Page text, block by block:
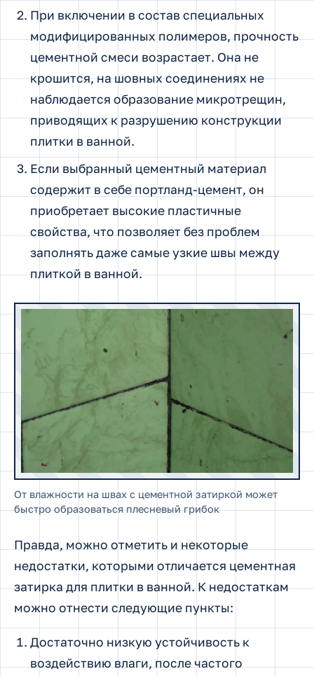
При включении в состав специальных
модифицированных полимеров, прочность
цементной смеси возрастает. Она не
крошится, на шовных соединениях не
наблюдается образование микротрещин,
приводящих к разрушению конструкции
плитки в ванной.
Если выбранный цементный материал
содержит в себе портланд-цемент, он
приобретает высокие пластичные
свойства, что позволяет без проблем
заполнять даже самые узкие швы между
плиткой в ванной.
От влажности на швах с цементной затиркой может
быстро образоваться плесневый грибок
Правда, можно отметить и некоторые
недостатки, которыми отличается цементная
затирка для плитки в ванной. К недостаткам
можно отнести следующие пункты:
Достаточно низкую устойчивость к
воздействию влаги, после частого